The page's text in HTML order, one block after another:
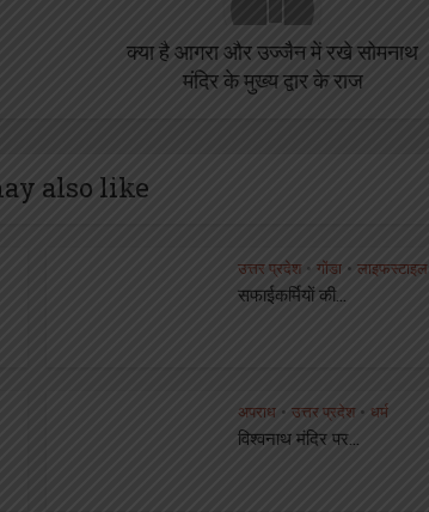
क्या है आगरा और उज्जैन में रखे सोमनाथ
मंदिर के मुख्य द्वार के राज
also like
उत्तर प्रदेश • गोंडा • लाइफस्टाइल
सफाईकर्मियों की...
अपराध • उत्तर प्रदेश • धर्म
विश्वनाथ मंदिर पर...